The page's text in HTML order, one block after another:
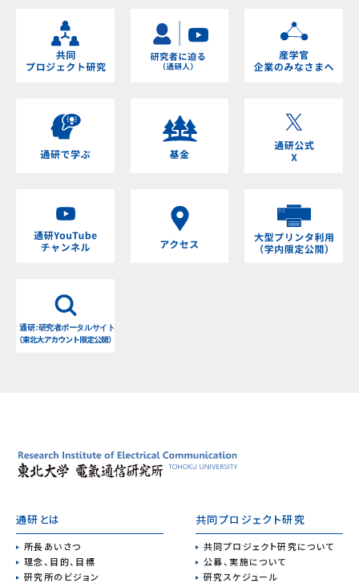
通研とは
所長あいさつ
理念、目的、目標
研究所のビジョン
共同プロジェクト研究
共同プロジェクト研究について
公募、実施について
研究スケジュール